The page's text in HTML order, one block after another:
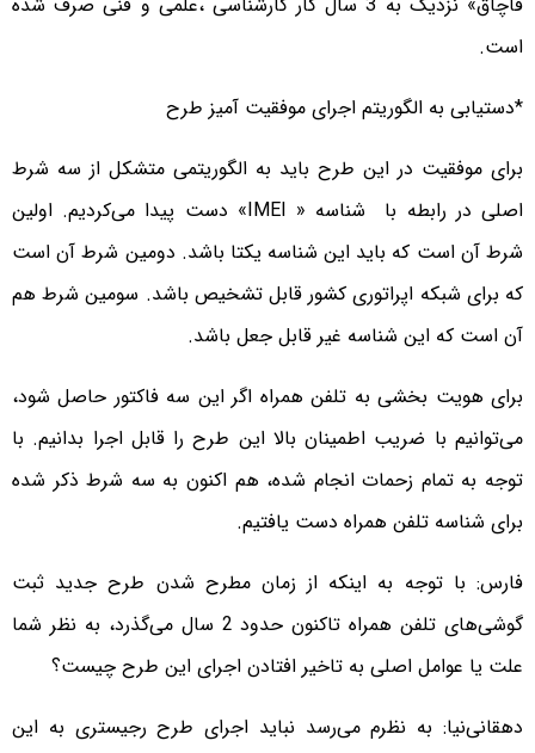
است.
*دستیابی به الگوریتم اجرای موفقیت آمیز طرح
برای موفقیت در این طرح باید به الگوریتمی متشکل از سه شرط
اصلی در رابطه با شناسه « IMEI» دست پیدا می‌کردیم. اولین
شرط آن است که باید این شناسه‌ یکتا باشد. دومین شرط آن است
که برای شبکه اپراتوری کشور قابل تشخیص باشد. سومین شرط هم
آن است که این شناسه غیر قابل جعل باشد.
برای هویت بخشی به تلفن همراه اگر این سه فاکتور حاصل شود،
می‌توانیم با ضریب اطمینان بالا این طرح را قابل اجرا بدانیم. با
توجه به تمام زحمات انجام شده، هم اکنون به سه شرط ذکر شده
برای شناسه تلفن همراه دست یافتیم.
فارس: با توجه به اینکه از زمان مطرح شدن طرح جدید ثبت
گوشی‌های تلفن همراه تاکنون حدود 2 سال می‌گذرد، به نظر شما
علت یا عوامل اصلی به تاخیر افتادن اجرای این طرح چیست؟
دهقانی‌نیا: به نظرم می‌رسد نباید اجرای طرح رجیستری به این